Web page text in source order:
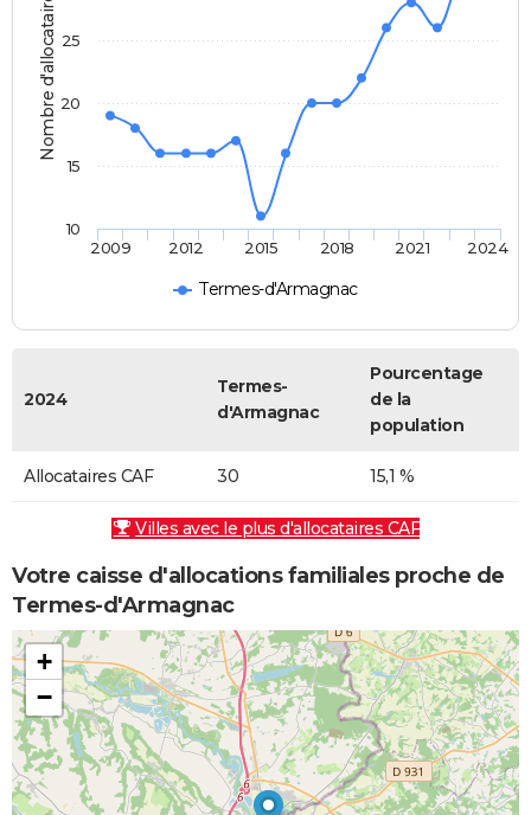
Nombre d'allocataires
Termes-d'Armagnac
2009 2012 2015 2018 2021 2024
10
15
20
25
2024
Termes-
d'Armagnac
Pourcentage
de la
population
Allocataires CAF 30 15,1 %
Villes avec le plus d'allocataires CAF
Votre caisse d'allocations familiales proche de
Termes-d'Armagnac
+
−